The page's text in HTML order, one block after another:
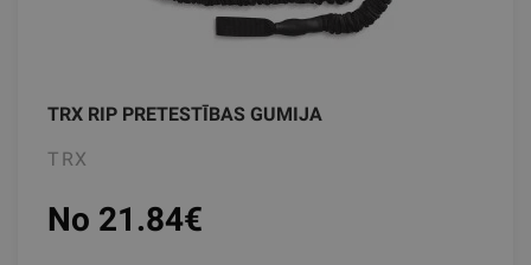
TRX RIP PRETESTĪBAS GUMIJA
TRX
No 21.84€